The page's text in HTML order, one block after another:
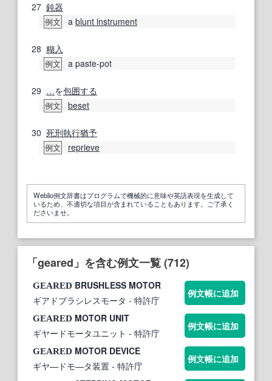
27 鈍器
例文 a blunt instrument
28 糊入
例文 a paste-pot
29 …を包囲する
例文 beset
30 死刑執行猶予
例文 reprieve
Weblio例文辞書はプログラムで機械的に意味や英語表現を生成して
いるため、不適切な項目が含まれていることもあります。ご了承く
ださいませ。
「geared」を含む例文一覧 (712)
GEARED BRUSHLESS MOTOR
ギアドブラシレスモータ - 特許庁
例文帳に追加
GEARED MOTOR UNIT
ギヤードモータユニット - 特許庁
例文帳に追加
GEARED MOTOR DEVICE
ギヤ—ドモ—タ装置 - 特許庁
例文帳に追加